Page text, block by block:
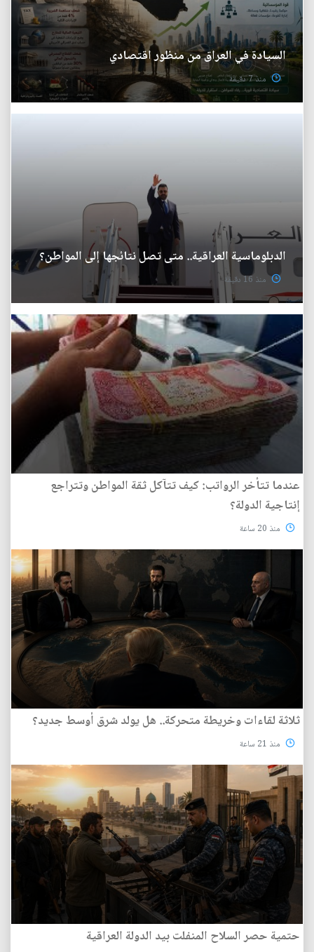
السيادة في العراق من منظور اقتصادي
منذ 7 دقيقة
الدبلوماسية العراقية.. متى تصل نتائجها إلى المواطن؟
منذ 16 دقيقة
عندما تتأخر الرواتب: كيف تتآكل ثقة المواطن وتتراجع
إنتاجية الدولة؟
منذ 20 ساعة
ثلاثة لقاءات وخريطة متحركة.. هل يولد شرق أوسط جديد؟
منذ 21 ساعة
حتمية حصر السلاح المنفلت بيد الدولة العراقية